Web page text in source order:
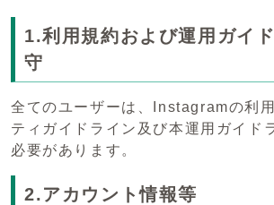
1.利用規約および運用ガイ
守
全てのユーザーは、Instagramの利
ティガイドライン及び本運用ガイド
必要があります。
2.アカウント情報等